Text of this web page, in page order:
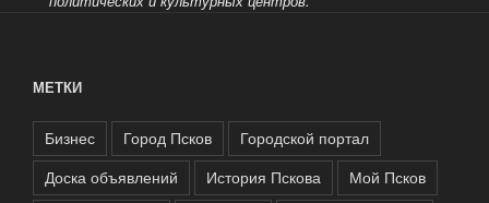
МЕТКИ
Бизнес Город Псков
Городской портал
Доска объявлений
История Пскова
Мой Псков